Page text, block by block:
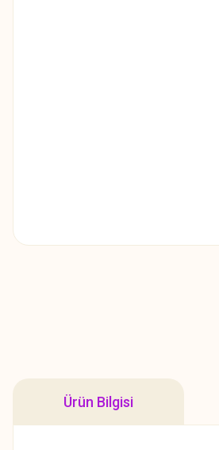
Ürün Bilgisi